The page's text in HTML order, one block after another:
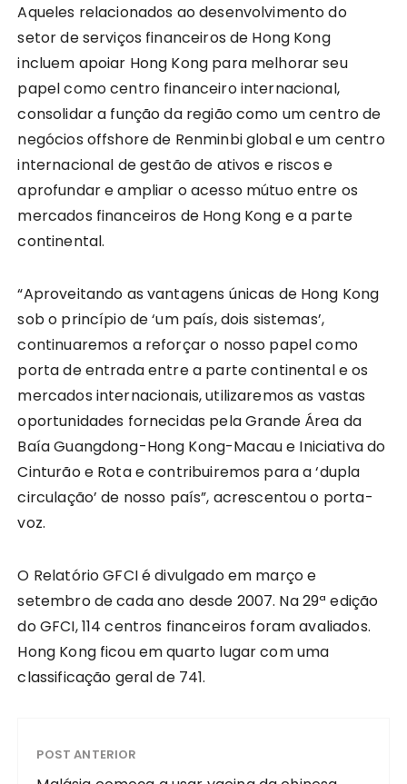
Aqueles relacionados ao desenvolvimento do
setor de serviços financeiros de Hong Kong
incluem apoiar Hong Kong para melhorar seu
papel como centro financeiro internacional,
consolidar a função da região como um centro de
negócios offshore de Renminbi global e um centro
internacional de gestão de ativos e riscos e
aprofundar e ampliar o acesso mútuo entre os
mercados financeiros de Hong Kong e a parte
continental.
“Aproveitando as vantagens únicas de Hong Kong
sob o princípio de ‘um país, dois sistemas’,
continuaremos a reforçar o nosso papel como
porta de entrada entre a parte continental e os
mercados internacionais, utilizaremos as vastas
oportunidades fornecidas pela Grande Área da
Baía Guangdong-Hong Kong-Macau e Iniciativa do
Cinturão e Rota e contribuiremos para a ‘dupla
circulação’ de nosso país”, acrescentou o porta-
voz.
O Relatório GFCI é divulgado em março e
setembro de cada ano desde 2007. Na 29ª edição
do GFCI, 114 centros financeiros foram avaliados.
Hong Kong ficou em quarto lugar com uma
classificação geral de 741.
POST ANTERIOR